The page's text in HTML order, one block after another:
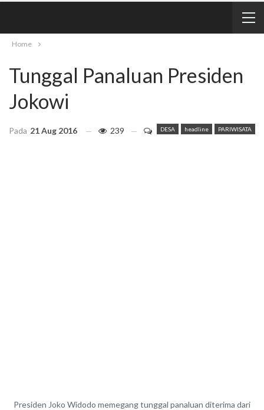
Home
Tunggal Panaluan Presiden
Jokowi
DESA headline PARIWISATA
Pada 21 Aug 2016 239
Presiden Joko Widodo memegang tunggal panaluan diterima dari